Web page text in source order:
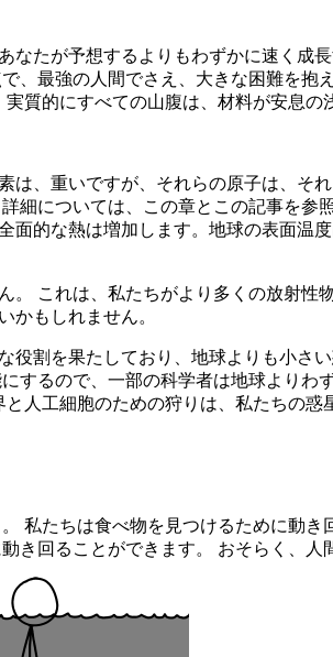
なたが予想するよりもわずかに速く成
、最強の人間でさえ、大きな困難を
質的にすべての山腹は、材料が安息の
は、重いですが、それらの原子は、
細については、この章とこの記事を
的な熱は増加します。地球の表面温
これは、私たちがより多くの放射
かもしれません。
役割を果たしており、地球よりも小さ
するので、一部の科学者は地球より
人工細胞のための狩りは、私たちの
私たちは食べ物を見つけるために動
き回ることができます。 おそらく、